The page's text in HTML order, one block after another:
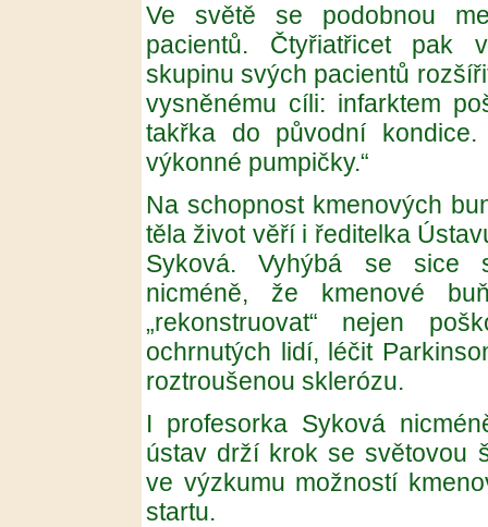
Ve světě se podobnou
pacientů. Čtyřiatřicet pak
skupinu svých pacientů
vysněnému cíli: infarktem
takřka do původní
výkonné pumpičky.“
Na schopnost kmenových
těla život věří i ředitelka
Syková. Vyhýbá se sice
nicméně, že kmenové
„rekonstruovat“ nejen
ochrnutých lidí, léčit
roztroušenou sklerózu.
I profesorka Syková
ústav drží krok se světovou
ve výzkumu možností
startu.